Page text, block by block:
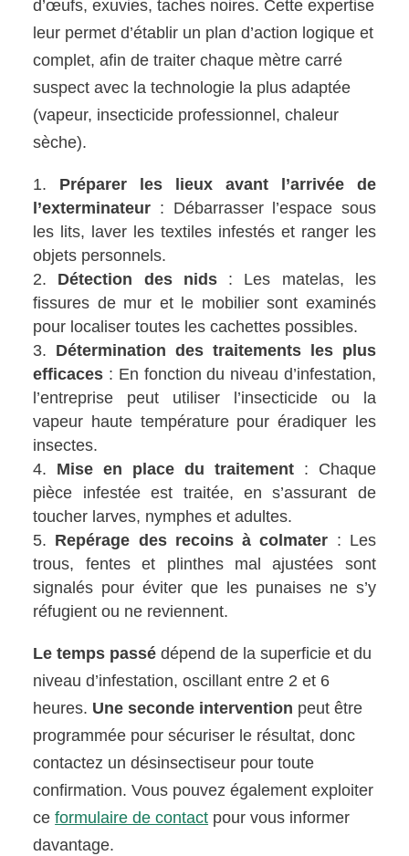
d’œufs, exuvies, taches noires. Cette expertise
leur permet d’établir un plan d’action logique et
complet, afin de traiter chaque mètre carré
suspect avec la technologie la plus adaptée
(vapeur, insecticide professionnel, chaleur
sèche).
Préparer les lieux avant l’arrivée de
l’exterminateur : Débarrasser l’espace sous
les lits, laver les textiles infestés et ranger les
objets personnels.
Détection des nids: Les matelas, les
fissures de mur et le mobilier sont examinés
pour localiser toutes les cachettes possibles.
Détermination des traitements les plus
efficaces : En fonction du niveau d’infestation,
l’entreprise peut utiliser l’insecticide ou la
vapeur haute température pour éradiquer les
insectes.
Mise en place du traitement: Chaque
pièce infestée est traitée, en s’assurant de
toucher larves, nymphes et adultes.
Repérage des recoins à colmater : Les
trous, fentes et plinthes mal ajustées sont
signalés pour éviter que les punaises ne s’y
réfugient ou ne reviennent.
Le temps passé dépend de la superficie et du
niveau d’infestation, oscillant entre 2 et 6
heures. Une seconde intervention peut être
programmée pour sécuriser le résultat, donc
contactez un désinsectiseur pour toute
confirmation. Vous pouvez également exploiter
ceformulaire de contact pour vous informer
davantage.